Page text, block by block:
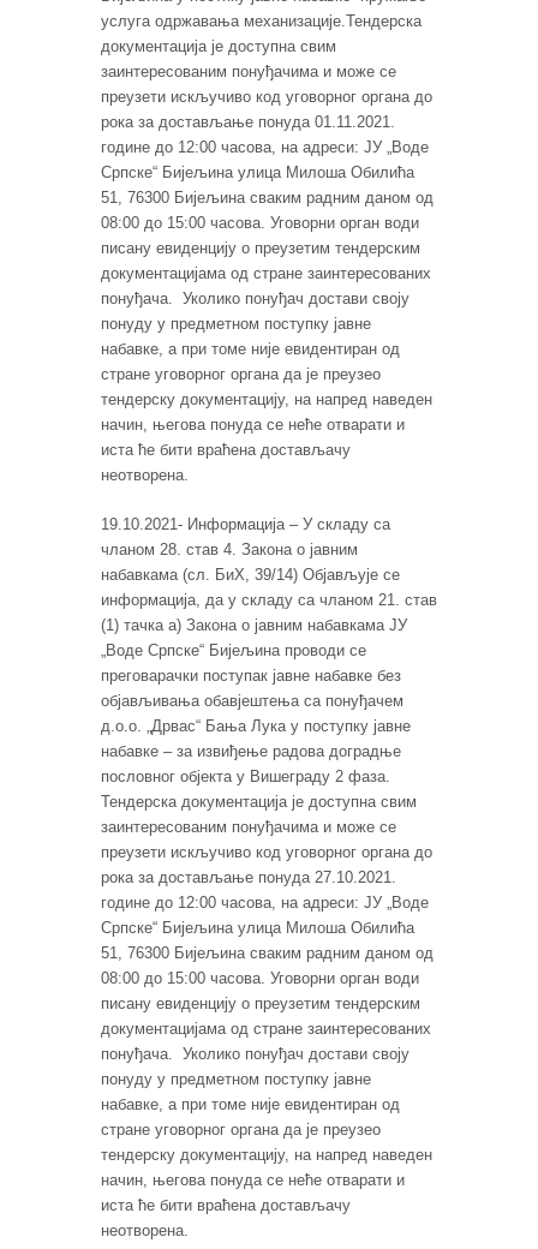
услуга одржавања механизације.Тендерска
документација је доступна свим
заинтересованим понуђачима и може се
преузети искључиво код уговорног органа до
рока за достављање понуда 01.11.2021.
године до 12:00 часова, на адреси: ЈУ „Воде
Српске“ Бијељина улица Милоша Обилића
51, 76300 Бијељина сваким радним даном од
08:00 до 15:00 часова. Уговорни орган води
писану евиденцију о преузетим тендерским
документацијама од стране заинтересованих
понуђача. Уколико понуђач достави своју
понуду у предметном поступку јавне
набавке, а при томе није евидентиран од
стране уговорног органа да је преузео
тендерску документацију, на напред наведен
начин, његова понуда се неће отварати и
иста ће бити враћена достављачу
неотворена.
19.10.2021- Информација – У складу са
чланом 28. став 4. Закона о јавним
набавкама (сл. БиХ, 39/14) Објављује се
информација, да у складу са чланом 21. став
(1) тачка а) Закона о јавним набавкама ЈУ
„Воде Српске“ Бијељина проводи се
преговарачки поступак јавне набавке без
објављивања обавјештења са понуђачем
д.о.о. „Дрвас“ Бања Лука у поступку јавне
набавке – за извиђење радова доградње
пословног објекта у Вишеграду 2 фаза.
Тендерска документација је доступна свим
заинтересованим понуђачима и може се
преузети искључиво код уговорног органа до
рока за достављање понуда 27.10.2021.
године до 12:00 часова, на адреси: ЈУ „Воде
Српске“ Бијељина улица Милоша Обилића
51, 76300 Бијељина сваким радним даном од
08:00 до 15:00 часова. Уговорни орган води
писану евиденцију о преузетим тендерским
документацијама од стране заинтересованих
понуђача. Уколико понуђач достави своју
понуду у предметном поступку јавне
набавке, а при томе није евидентиран од
стране уговорног органа да је преузео
тендерску документацију, на напред наведен
начин, његова понуда се неће отварати и
иста ће бити враћена достављачу
неотворена.